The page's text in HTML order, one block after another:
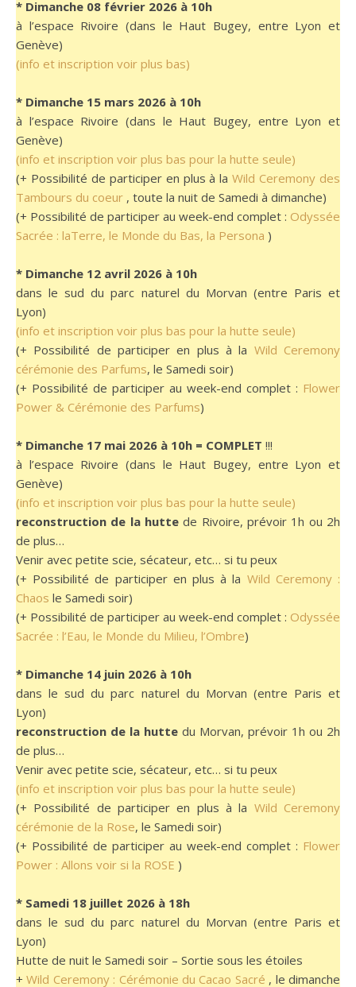
* Dimanche 08 février 2026 à 10h
à l’espace Rivoire (dans le Haut Bugey, entre Lyon et
Genève)
(info et inscription voir plus bas)
* Dimanche 15 mars 2026 à 10h
à l’espace Rivoire (dans le Haut Bugey, entre Lyon et
Genève)
(info et inscription voir plus bas pour la hutte seule)
(+ Possibilité de participer en plus à laWild Ceremony des
Tambours du coeur , toute la nuit de Samedi à dimanche)
(+ Possibilité de participer au week-end complet : Odyssée
Sacrée : laTerre, le Monde du Bas, la Persona )
* Dimanche 12 avril 2026 à 10h
dans le sud du parc naturel du Morvan (entre Paris et
Lyon)
(info et inscription voir plus bas pour la hutte seule)
(+ Possibilité de participer en plus à la Wild Ceremony
cérémonie des Parfums, le Samedi soir)
(+ Possibilité de participer au week-end complet : Flower
Power & Cérémonie des Parfums)
* Dimanche 17 mai 2026 à 10h = COMPLET !!!
à l’espace Rivoire (dans le Haut Bugey, entre Lyon et
Genève)
(info et inscription voir plus bas pour la hutte seule)
reconstruction de la hutte de Rivoire, prévoir 1h ou 2h
de plus…
Venir avec petite scie, sécateur, etc… si tu peux
(+ Possibilité de participer en plus à la Wild Ceremony :
Chaos le Samedi soir)
(+ Possibilité de participer au week-end complet : Odyssée
Sacrée : l’Eau, le Monde du Milieu, l’Ombre)
* Dimanche 14 juin 2026 à 10h
dans le sud du parc naturel du Morvan (entre Paris et
Lyon)
reconstruction de la hutte du Morvan, prévoir 1h ou 2h
de plus…
Venir avec petite scie, sécateur, etc… si tu peux
(info et inscription voir plus bas pour la hutte seule)
(+ Possibilité de participer en plus à la Wild Ceremony
cérémonie de la Rose, le Samedi soir)
(+ Possibilité de participer au week-end complet : Flower
Power : Allons voir si la ROSE )
* Samedi 18 juillet 2026 à 18h
dans le sud du parc naturel du Morvan (entre Paris et
Lyon)
Hutte de nuit le Samedi soir – Sortie sous les étoiles
+Wild Ceremony : Cérémonie du Cacao Sacré , le dimanche